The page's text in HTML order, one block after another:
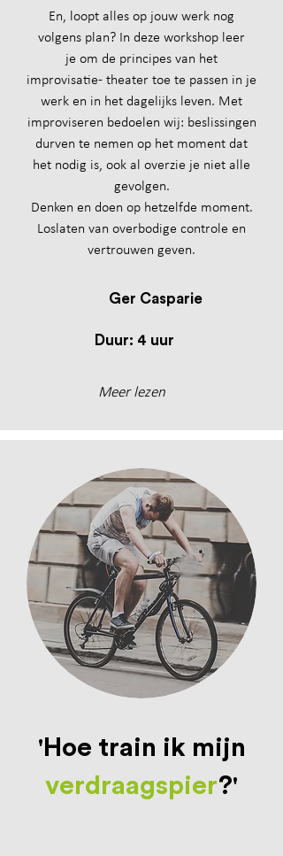
En, loopt alles op jouw werk nog
volgens plan? In deze workshop leer
je om de principes van het
improvisatie- theater toe te passen in je
werk en in het dagelijks leven. Met
improviseren bedoelen wij: beslissingen
durven te nemen op het moment dat
het nodig is, ook al overzie je niet alle
gevolgen.
Denken en doen op hetzelfde moment.
Loslaten van overbodige controle en
vertrouwen geven.
Ger Casparie
Duur: 4 uur
Meer lezen
'Hoe train ik mijn
verdraagspier?'